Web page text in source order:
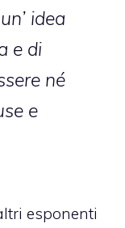
idea
e di
né
e
esponenti